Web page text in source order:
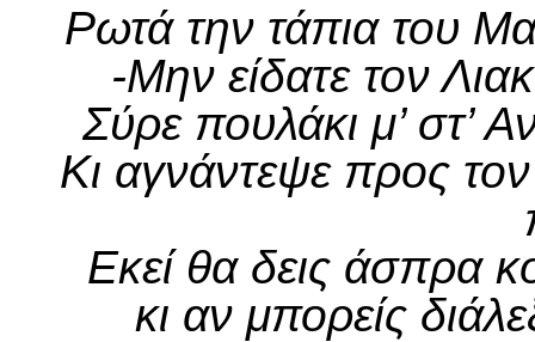
Ρωτά την τάπια του
-Μην είδατε τον
Σύρε πουλάκι μ’ στ’
Κι αγνάντεψε προς
Εκεί θα δεις άσπρα
κι αν μπορείς